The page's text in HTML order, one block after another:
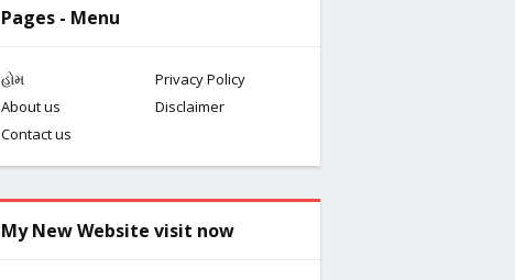
Pages - Menu
હોમ
Privacy Policy
About us
Disclaimer
Contact us
My New Website visit now